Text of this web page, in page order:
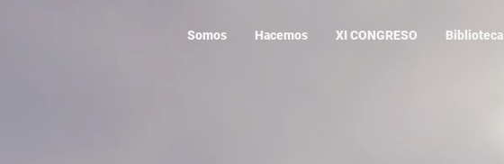
Somos Hacemos XI CONGRESO Biblioteca